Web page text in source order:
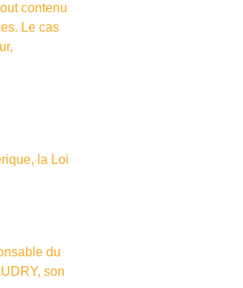
contenu
Le cas
la Loi
du
son